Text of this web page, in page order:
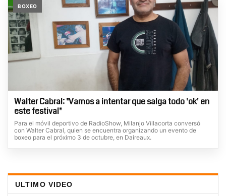
BOXEO
Walter Cabral: "Vamos a intentar que salga todo 'ok' en
este festival"
Para el móvil deportivo de RadioShow, Milanjo Villacorta conversó
con Walter Cabral, quien se encuentra organizando un evento de
boxeo para el próximo 3 de octubre, en Daireaux.
ULTIMO VIDEO